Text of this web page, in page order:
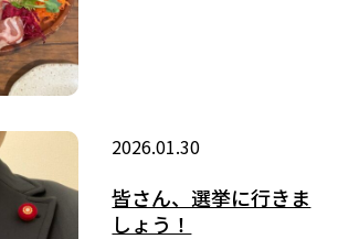
2026.01.30
皆さん、選挙に行きま
しょう！